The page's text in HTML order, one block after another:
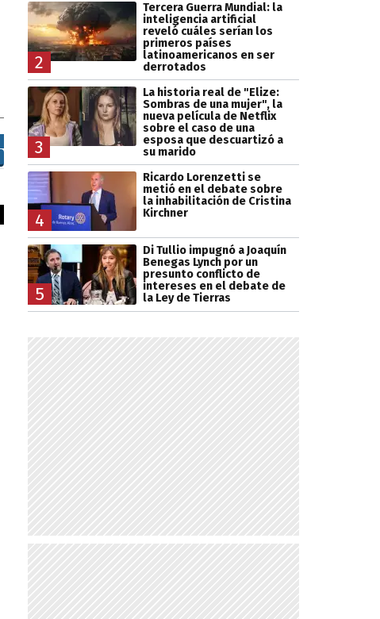
2
Tercera Guerra Mundial: la
inteligencia artificial
reveló cuáles serían los
primeros países
latinoamericanos en ser
derrotados
3
La historia real de "Elize:
Sombras de una mujer", la
nueva película de Netflix
sobre el caso de una
esposa que descuartizó a
su marido
4
Ricardo Lorenzetti se
metió en el debate sobre
la inhabilitación de Cristina
Kirchner
5
Di Tullio impugnó a Joaquín
Benegas Lynch por un
presunto conflicto de
intereses en el debate de
la Ley de Tierras